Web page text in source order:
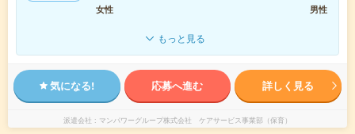
女性
男性
もっと見る
気になる! 応募へ進む 詳しく見る
派遣会社 マンパワーグループ株式会社 ケアサービス事業部（保育）